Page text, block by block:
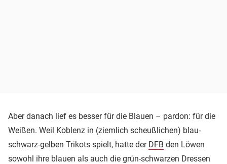
Aber danach lief es besser für die Blauen – pardon: für die
Weißen. Weil Koblenz in (ziemlich scheußlichen) blau-
schwarz-gelben Trikots spielt, hatte der DFB den Löwen
sowohl ihre blauen als auch die grün-schwarzen Dressen